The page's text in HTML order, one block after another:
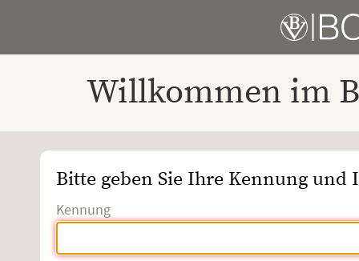
Willkommen im
Bitte geben Sie Ihre Kennung und
Kennung